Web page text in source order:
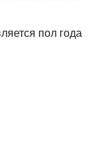
пол года